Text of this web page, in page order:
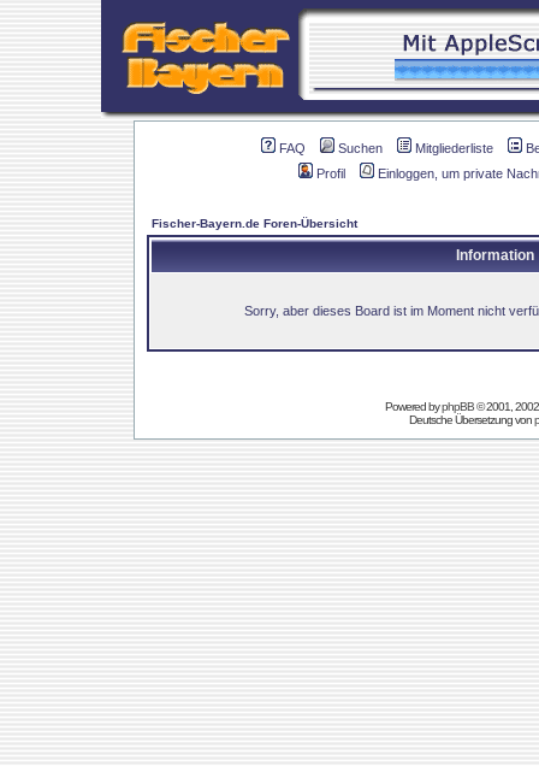
FAQ Suchen Mitgliederliste
Profil
Einloggen, um private
Fischer-Bayern.de Foren-Übersicht
Information
Sorry, aber dieses Board ist im Moment nicht
Powered byphpBB© 2001,
Deutsche Übersetzung von